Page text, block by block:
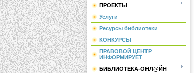
ПРОЕКТЫ
Услуги
Ресурсы библиотеки
КОНКУРСЫ
ПРАВОВОЙ ЦЕНТР
ИНФОРМИРУЕТ
БИБЛИОТЕКА-ОНЛ@ЙН